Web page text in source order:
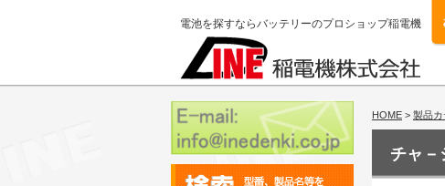
電池を探すならバッテリーのプロショップ稲電機
HOME > 製品カ
チャ－